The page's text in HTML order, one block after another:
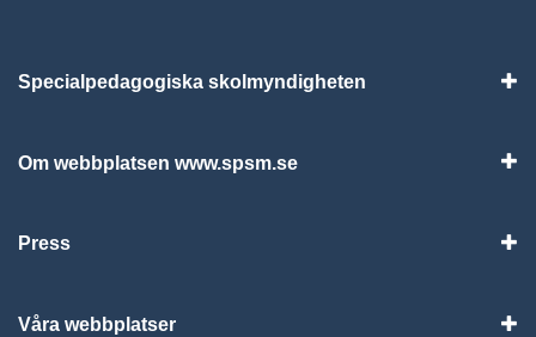
Specialpedagogiska skolmyndigheten
Om webbplatsen www.spsm.se
Press
Våra webbplatser